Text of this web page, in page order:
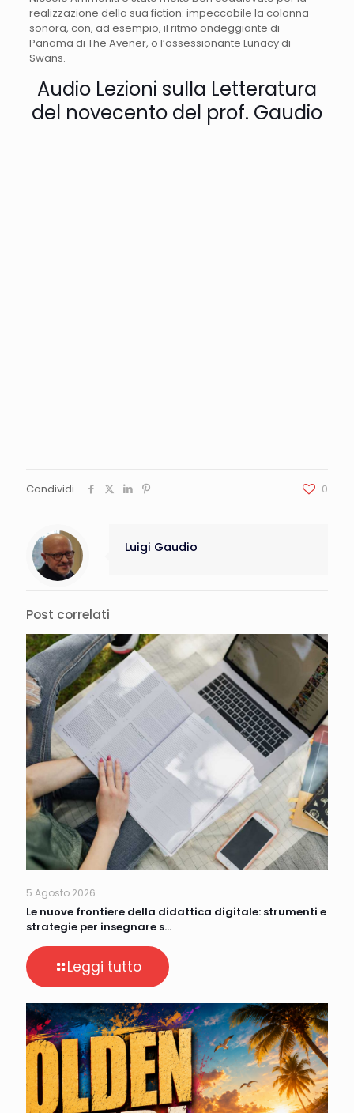
realizzazione della sua fiction: impeccabile la colonna
sonora, con, ad esempio, il ritmo ondeggiante di
Panama di The Avener, o l’ossessionante Lunacy di
Swans.
Audio Lezioni sulla Letteratura
del novecento del prof. Gaudio
Condividi 0
Luigi Gaudio
Post correlati
5 Agosto 2026
Le nuove frontiere della didattica digitale: strumenti e
strategie per insegnare s…
Leggi tutto